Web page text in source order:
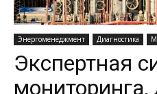
Энергоменеджмент Диагностика
Экспертная
мониторинга,